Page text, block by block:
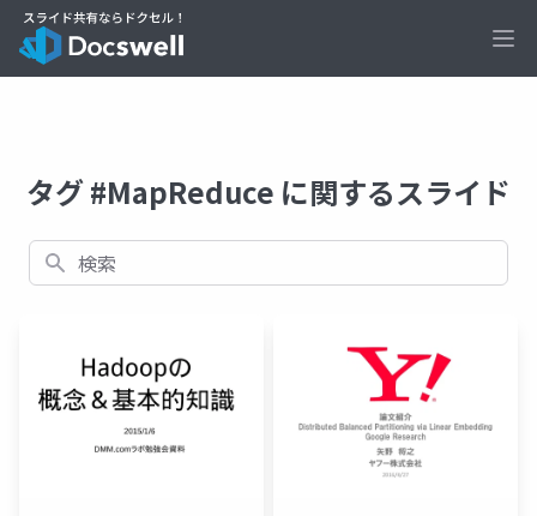
タグ #MapReduce に関するスライド
検索